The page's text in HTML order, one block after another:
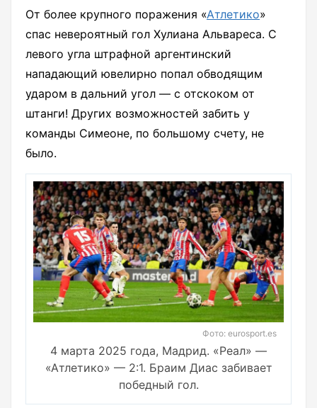
От более крупного поражения «Атлетико»
спас невероятный гол Хулиана Альвареса. С
левого угла штрафной аргентинский
нападающий ювелирно попал обводящим
ударом в дальний угол — с отскоком от
штанги! Других возможностей забить у
команды Симеоне, по большому счету, не
было.
Фото: eurosport.es
4 марта 2025 года, Мадрид. «Реал» —
«Атлетико» — 2:1. Браим Диас забивает
победный гол.